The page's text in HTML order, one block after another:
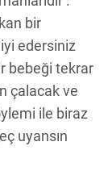
bir
edersiniz
bebeği tekrar
çalacak ve
ile biraz
uyansın